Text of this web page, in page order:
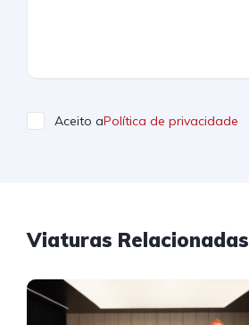
Aceito aPolítica de privacidade
Viaturas Relacionadas